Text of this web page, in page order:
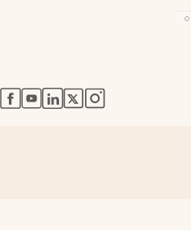
abre en nueva pestaña
abre en nueva pestaña
abre en nueva pestaña
abre en nueva
abre en nueva